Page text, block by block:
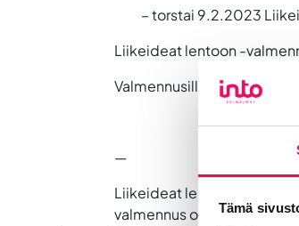
Tämä
– torstai 9.2.2023
Liikeideat lentoon -
Valmennusillan aikana on
—
Liikeideat lentoon –
valmennus on suunnitteilla